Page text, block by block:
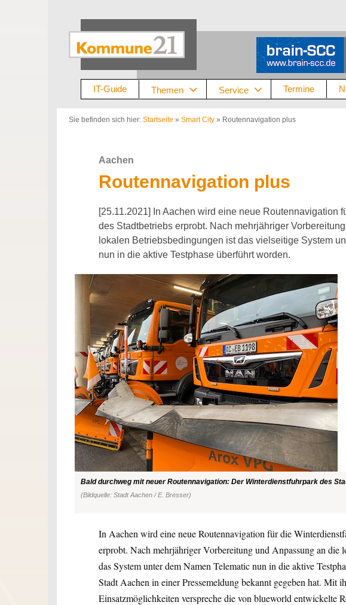
IT-Guide Themen Service Termine
Sie befinden sich hier: Startseite » Smart City » Routennavigation plus
Aachen
Routennavigation plus
[25.11.2021] In Aachen wird eine neue Routennavigation
des Stadtbetriebs erprobt. Nach mehrjähriger
lokalen Betriebsbedingungen ist das vielseitige System
nun in die aktive Testphase überführt worden.
Bald durchweg mit neuer Routennavigation: Der Winterdienstfuhrpark des
(Bildquelle: Stadt Aachen / E. Bresser)
In Aachen wird eine neue Routennavigation für die
erprobt. Nach mehrjähriger Vorbereitung und Anpassung an die
das System unter dem Namen Telematic nun in die aktive
Stadt Aachen in einer Pressemeldung bekannt gegeben hat. Mit
Einsatzmöglichkeiten verspreche die von blueworld entwickelte